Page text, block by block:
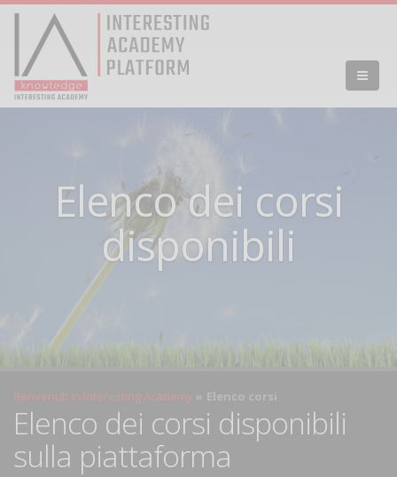
Elenco dei corsi
disponibili
Benvenuti in Interesting Academy Elenco corsi
Elenco dei corsi disponibili
sulla piattaforma